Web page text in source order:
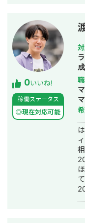
営
⇒
月
◉
た。 さら
験
っ
品
0いいね!
稼働ステータス
◎現在対応可能